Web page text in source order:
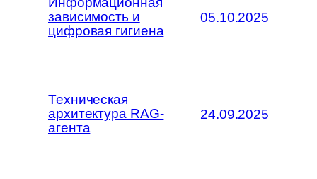
зависимость и
цифровая гигиена
05.10.2025
Техническая
архитектура RAG-
агента
24.09.2025